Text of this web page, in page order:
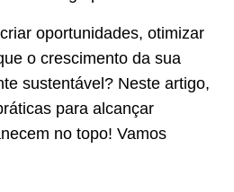
oportunidades, otimizar
o crescimento da sua
sustentável? Neste artigo,
para alcançar
no topo! Vamos